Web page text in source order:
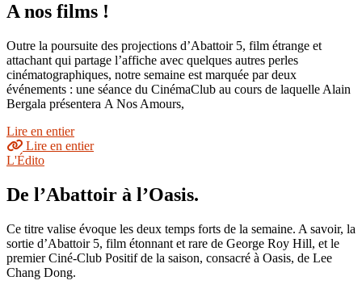
A nos films !
Outre la poursuite des projections d’Abattoir 5, film étrange et
attachant qui partage l’affiche avec quelques autres perles
cinématographiques, notre semaine est marquée par deux
événements : une séance du CinémaClub au cours de laquelle Alain
Bergala présentera A Nos Amours,
Lire en entier
Lire en entier
L'Édito
De l’Abattoir à l’Oasis.
Ce titre valise évoque les deux temps forts de la semaine. A savoir, la
sortie d’Abattoir 5, film étonnant et rare de George Roy Hill, et le
premier Ciné-Club Positif de la saison, consacré à Oasis, de Lee
Chang Dong.